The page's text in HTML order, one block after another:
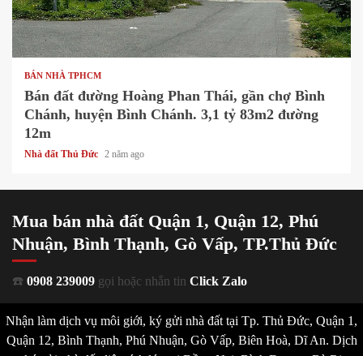
1 min read
BÁN NHÀ TPHCM
Bán đất đường Hoàng Phan Thái, gần chợ Bình
Chánh, huyện Bình Chánh. 3,1 tỷ 83m2 đường
12m
Nhà đất Thủ Đức 2 năm ago
Mua bán nhà đất Quận 1, Quận 12, Phú
Nhuận, Bình Thạnh, Gò Vấp, TP.Thủ Đức
☎️ 0908 239009 gọi hoặc nhắn tin Click Zalo
Nhận làm dịch vụ môi giới, ký gửi nhà đất tại Tp. Thủ Đức, Quận 1,
Quận 12, Bình Thạnh, Phú Nhuận, Gò Vấp, Biên Hoà, Dĩ An. Dịch